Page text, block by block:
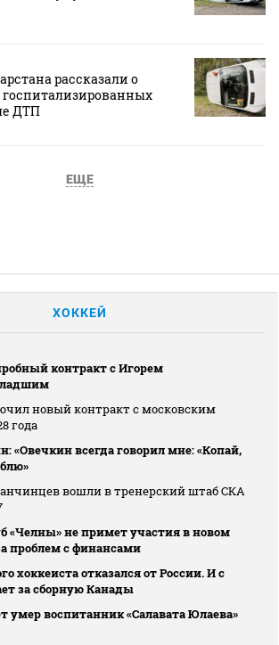
рассказали о
госпитализированных
ДТП
ЕЩЕ
ХОККЕЙ
контракт с Игорем
новый контракт с московским
года
всегда говорил мне: «Копай,
вошли в тренерский штаб СКА
«Челны» не примет участия в новом
проблем с финансами
хоккеиста отказался от России. И с
за сборную Канады
умер воспитанник «Салавата Юлаева»